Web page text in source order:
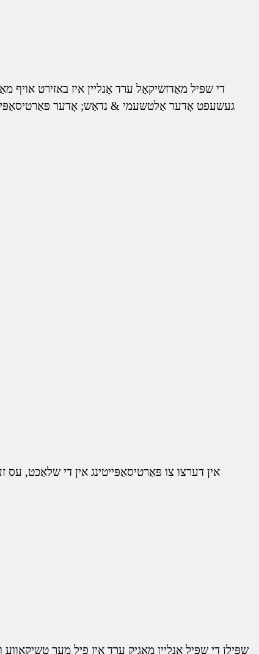
די שפּיל מאַדזשיקאַל ערד אָנליין איז באזירט אויף
געשעפט אָדער אַלטשעמי & נדאַש; אָדער
אין דערצו צו פּאַרטיסאַפּייטינג אין די שלאַכט, עס
שפּילן די שפּיל אָנליין מאַגיק ערד איז פיל מער